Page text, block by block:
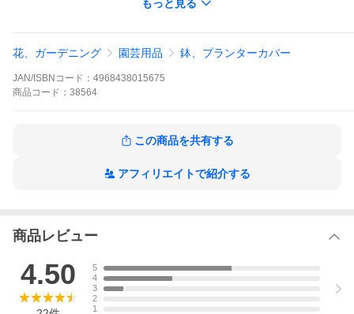
注意事項
※替えカバーのみの単品販売はございません。
もっと見る
花、ガーデニング 園芸用品 鉢、プランターカバー
JAN/ISBNコード： 4968438015675
商品 コード： 38564
この商品を共有する
アフィリエイトで紹介する
商品レビュー
4.50
5
4
3
2
1